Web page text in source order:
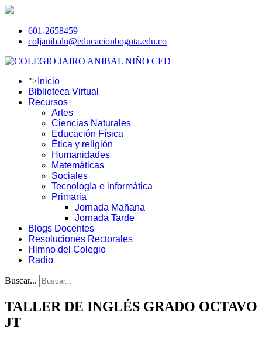
601-2658459
coljanibaln@educacionbogota.edu.co
"> Inicio
Biblioteca Virtual
Recursos
Artes
Ciencias Naturales
Educación Física
Ética y religión
Humanidades
Matemáticas
Sociales
Tecnología e informática
Primaria
Jornada Mañana
Jornada Tarde
Blogs Docentes
Resoluciones Rectorales
Himno del Colegio
Radio
Buscar...
TALLER DE INGLÉS GRADO OCTAVO
JT